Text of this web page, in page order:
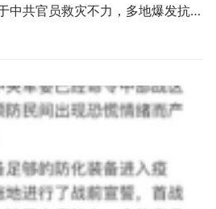
中共官员救灾不力，多地爆发抗…